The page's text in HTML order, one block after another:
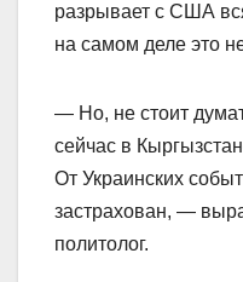
разрывает с США
на самом деле это
— Но, не стоит
сейчас в
От Украинских
застрахован, —
политолог.